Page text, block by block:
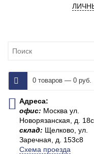
0 товаров — 0 руб.
Адреса:
офис: Москва ул.
Новорязанская, д.
склад: Щелково, ул.
Заречная, д. 153с8
Схема проезда